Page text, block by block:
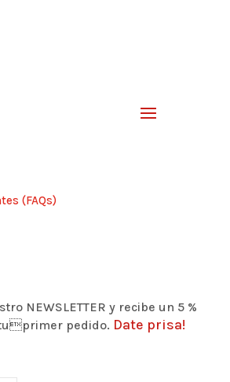
(FAQs)
NEWSLETTER y recibe un 5 %
pedido. Date prisa!